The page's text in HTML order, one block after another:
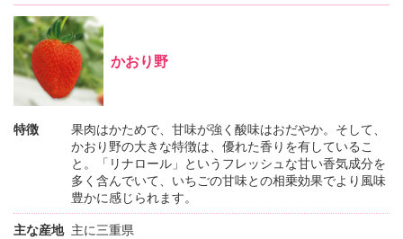
かおり野
特徴
果肉はかためで、甘味が強く酸味はおだやか。そして、
かおり野の大きな特徴は、優れた香りを有しているこ
と。「リナロール」というフレッシュな甘い香気成分を
多く含んでいて、いちごの甘味との相乗効果でより風味
豊かに感じられます。
主な産地 主に三重県